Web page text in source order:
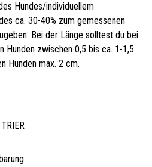
Hundes/individuellem
ca. 30-40% zum gemessenen
Bei der Länge solltest du bei
Hunden zwischen 0,5 bis ca. 1-1,5
Hunden max. 2 cm.